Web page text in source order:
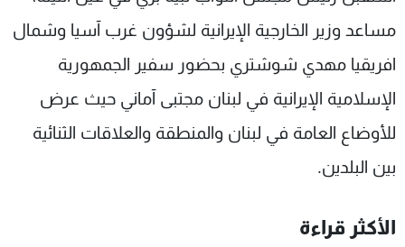
مساعد وزير الخارجية الإيرانية لشؤون غرب آسيا وشمال
افريقيا مهدي شوشتري بحضور سفير الجمهورية
الإسلامية الإيرانية في لبنان مجتبى آماني حيث عرض
للأوضاع العامة في لبنان والمنطقة والعلاقات الثنائية
بين البلدين.
الأكثر قراءة
شاهد البرامج
الترددات
عن MTV
الإنـتـاج
لاعلاناتكم
وظائف
شروط الإسـتخدام